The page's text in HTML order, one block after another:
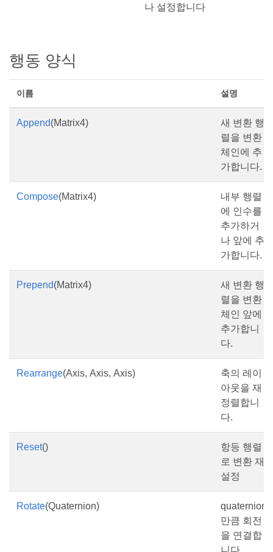
나 설정합니다
행동 양식
이름 설명
Append(Matrix4)
새 변환 행
렬을 변환
체인에 추
가합니다.
Compose(Matrix4)
내부 행렬
에 인수를
추가하거
나 앞에 추
가합니다.
Prepend(Matrix4)
새 변환 행
렬을 변환
체인 앞에
추가합니
다.
Rearrange(Axis, Axis, Axis)
축의 레이
아웃을 재
정렬합니
다.
Reset()
항등 행렬
로 변환 재
설정
Rotate(Quaternion)
quaternion
만큼 회전
을 연결합
니다.